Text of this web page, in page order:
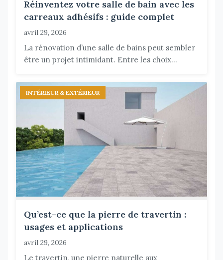
Réinventez votre salle de bain avec les
carreaux adhésifs : guide complet
avril 29, 2026
La rénovation d’une salle de bains peut sembler
être un projet intimidant. Entre les choix...
INTÉRIEUR & EXTÉRIEUR
Qu’est-ce que la pierre de travertin :
usages et applications
avril 29, 2026
Le travertin, une pierre naturelle aux